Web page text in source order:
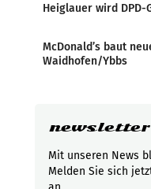
Heiglauer wird
McDonald’s baut
Waidhofen/Ybbs
newsletter
Mit unseren News
Melden Sie sich